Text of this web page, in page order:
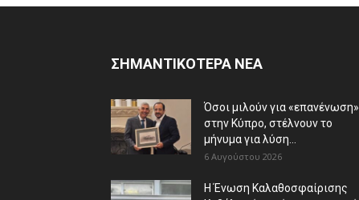
ΣΗΜΑΝΤΙΚΟΤΕΡΑ ΝΕΑ
Όσοι μιλούν για «επανένωση»
στην Κύπρο, στέλνουν το
μήνυμα για λύση...
6 Αυγούστου 2026
Η Ένωση Καλαθοσφαίρισης